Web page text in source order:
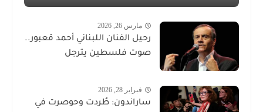
مارس 26, 2026
رحيل الفنان اللبناني أحمد قعبور..
صوت فلسطين يترجل
فبراير 28, 2026
ساراندون: طُردت وحوصرت في